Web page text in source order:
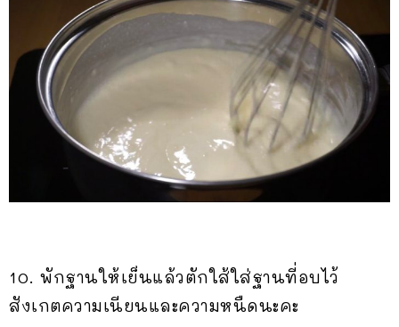
10. พักฐานให้เย็นแล้วตักใส้ใส่ฐานที่อบไว้
สังเกตความเนียนและความหนืดนะคะ